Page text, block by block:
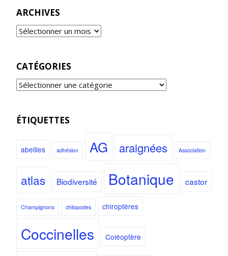
ARCHIVES
CATÉGORIES
ÉTIQUETTES
abeilles adhésion AG araignées Association
atlas Biodiversité Botanique castor
Champignons chilopodes chiroptères
Coccinelles Coléoptère